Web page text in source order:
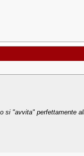
si "avvita" perfettamente